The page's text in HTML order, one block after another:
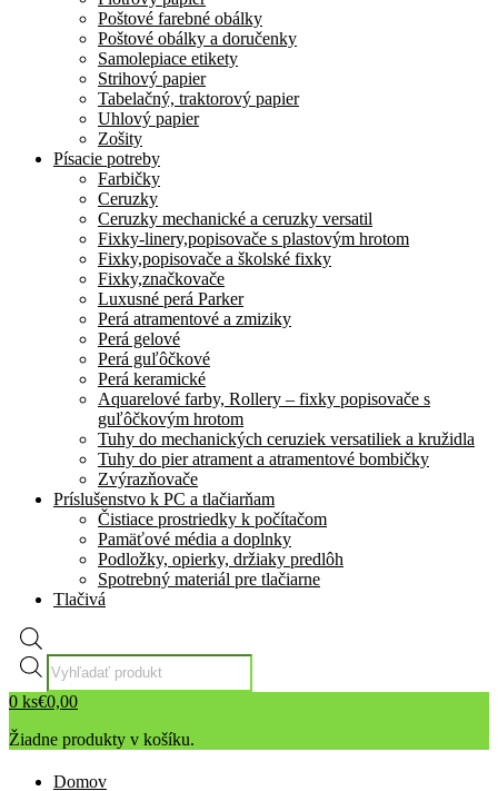
Poštové farebné obálky
Poštové obálky a doručenky
Samolepiace etikety
Strihový papier
Tabelačný, traktorový papier
Uhlový papier
Zošity
Písacie potreby
Farbičky
Ceruzky
Ceruzky mechanické a ceruzky versatil
Fixky-linery,popisovače s plastovým hrotom
Fixky,popisovače a školské fixky
Fixky,značkovače
Luxusné perá Parker
Perá atramentové a zmiziky
Perá gelové
Perá guľôčkové
Perá keramické
Aquarelové farby, Rollery – fixky popisovače s
guľôčkovým hrotom
Tuhy do mechanických ceruziek versatiliek a kružidla
Tuhy do pier atrament a atramentové bombičky
Zvýrazňovače
Príslušenstvo k PC a tlačiarňam
Čistiace prostriedky k počítačom
Pamäťové média a doplnky
Podložky, opierky, držiaky predlôh
Spotrebný materiál pre tlačiarne
Tlačivá
Products
search
0 ks€0,00
Žiadne produkty v košíku.
Domov